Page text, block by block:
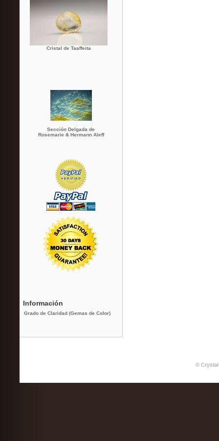
Cristal de Taaffeita
Sección Delgada de
Rosemarie & Hermann Aleff
Información
Grado de Claridad (Gemas de Color)
©